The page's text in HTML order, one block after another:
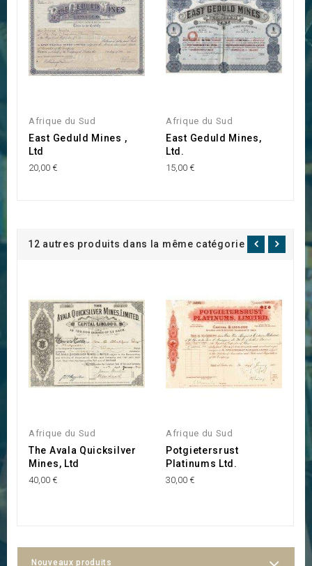
Afrique du Sud
East Geduld Mines ,
Ltd
20,00 €
Afrique du Sud
East Geduld Mines,
Ltd.
15,00 €
12 autres produits dans la même catégorie :
Afrique du Sud
The Avala Quicksilver
Mines, Ltd
40,00 €
Afrique du Sud
Potgietersrust
Platinums Ltd.
30,00 €
Nouveaux produits